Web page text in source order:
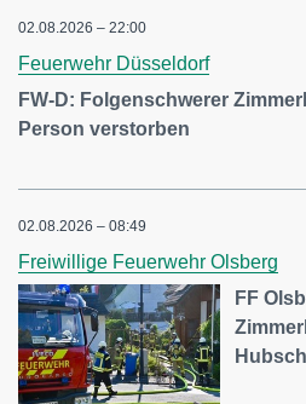
02.08.2026 – 22:00
Feuerwehr Düsseldorf
FW-D: Folgenschwerer
Person verstorben
02.08.2026 – 08:49
Freiwillige Feuerwehr Olsberg
FF